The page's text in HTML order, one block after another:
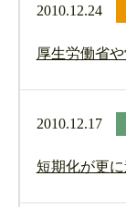
2010.12.24
厚生労働省
2010.12.17
短期化が更